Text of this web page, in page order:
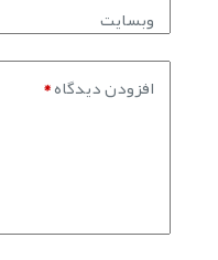
وبسایت
افزودن دیدگاه*